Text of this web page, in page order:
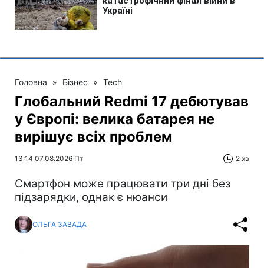
Головна » Бізнес » Tech
Глобальний Redmi 17 дебютував
у Європі: велика батарея не
вирішує всіх проблем
13:14 07.08.2026 Пт 2 хв
Смартфон може працювати три дні без
підзарядки, однак є нюанси
ОЛЬГА ЗАВАДА